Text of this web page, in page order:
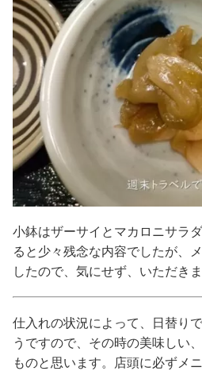
小鉢はザーサイとマカロニサラ
ると少々残念な内容でしたが、
したので、気にせず、いただきま
仕入れの状況によって、日替り
うですので、その時の美味しい
ものと思います。店頭に必ずメ